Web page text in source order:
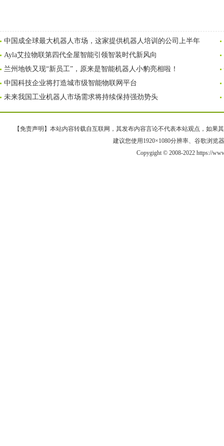
中国成全球最大机器人市场，这家提供机器人培训的公司上半年
Ayla艾拉物联第四代全屋智能引领智装时代新风向
兰州地铁又现“新员工”，原来是智能机器人小豹亮相啦！
中国科技企业将打造城市级智能物联网平台
未来我国工业机器人市场需求将持续保持强劲势头
【免责声明】本站内容转载自互联网，其发布内容言论不代表本站观点，如果
建议您使用1920×1080分辨率、谷歌浏览
Copygight © 2008-2022 https://